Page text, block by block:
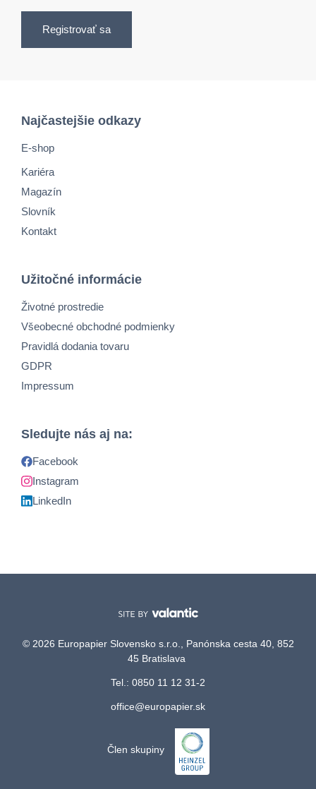
Registrovať sa
Najčastejšie odkazy
E-shop
Kariéra
Magazín
Slovník
Kontakt
Užitočné informácie
Životné prostredie
Všeobecné obchodné podmienky
Pravidlá dodania tovaru
GDPR
Impressum
Sledujte nás aj na:
Facebook
Instagram
LinkedIn
© 2026 Europapier Slovensko s.r.o., Panónska cesta 40, 852
45 Bratislava
Tel.: 0850 11 12 31-2
office@europapier.sk
Člen skupiny